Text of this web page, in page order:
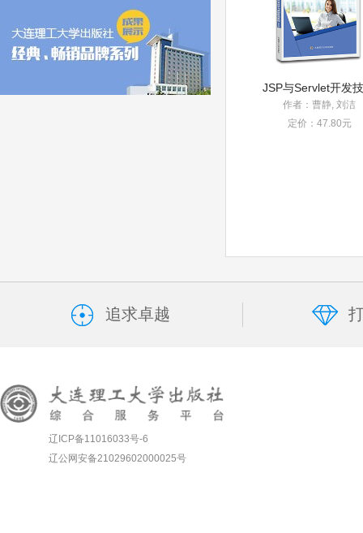
作者：曹静, 刘洁
定价：47.80元
追求卓越
辽ICP备11016033号-6
辽公网安备21029602000025号